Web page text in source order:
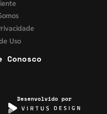
Uso
Conosco
Desenvolvido por